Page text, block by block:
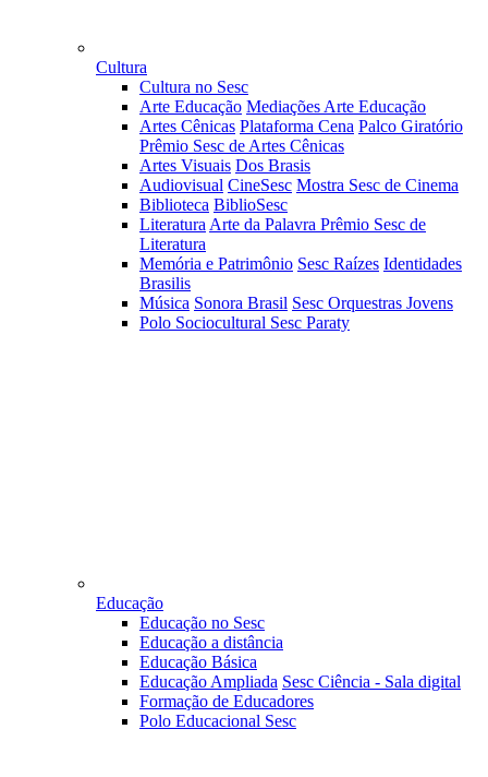
Cultura
Cultura no Sesc
Arte Educação Mediações Arte Educação
Artes Cênicas Plataforma Cena Palco Giratório
Prêmio Sesc de Artes Cênicas
Artes Visuais Dos Brasis
Audiovisual CineSesc Mostra Sesc de Cinema
Biblioteca BiblioSesc
Literatura Arte da Palavra Prêmio Sesc de
Literatura
Memória e Patrimônio Sesc Raízes Identidades
Brasilis
Música Sonora Brasil Sesc Orquestras Jovens
Polo Sociocultural Sesc Paraty
Educação
Educação no Sesc
Educação a distância
Educação Básica
Educação Ampliada Sesc Ciência - Sala digital
Formação de Educadores
Polo Educacional Sesc